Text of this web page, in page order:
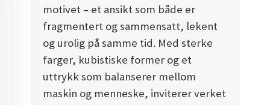
motivet – et ansikt som både er
fragmentert og sammensatt, lekent
og urolig på samme tid. Med sterke
farger, kubistiske former og et
uttrykk som balanserer mellom
maskin og menneske, inviterer verket